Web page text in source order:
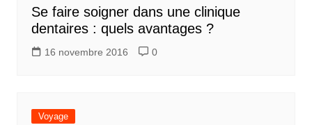
Se faire soigner dans une clinique
dentaires : quels avantages ?
16 novembre 2016 0
Voyage